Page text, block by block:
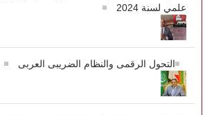
علمي لسنة 2024
التحول الرقمى والنظام الضريبى العربى